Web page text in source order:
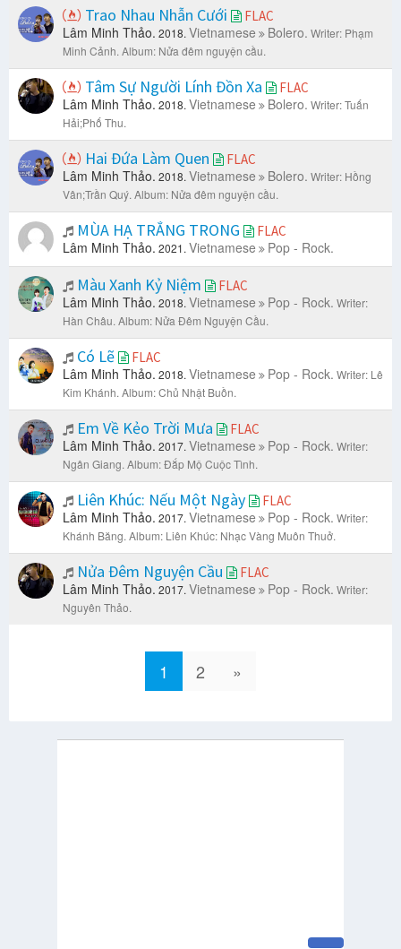
Trao Nhau Nhẫn Cưới FLAC
Lâm Minh Thảo. 2018. Vietnamese Bolero. Writer: Phạm
Minh Cảnh. Album: Nửa đêm nguyện cầu.
Tâm Sự Người Lính Đồn Xa FLAC
Lâm Minh Thảo. 2018. Vietnamese Bolero. Writer: Tuấn
Hải;Phố Thu.
Hai Đứa Làm Quen FLAC
Lâm Minh Thảo. 2018. Vietnamese Bolero. Writer: Hồng
Vân;Trần Quý. Album: Nửa đêm nguyện cầu.
MÙA HẠ TRẮNG TRONG FLAC
Lâm Minh Thảo. 2021. Vietnamese Pop - Rock.
Màu Xanh Kỷ Niệm FLAC
Lâm Minh Thảo. 2018. Vietnamese Pop - Rock. Writer:
Hàn Châu. Album: Nửa Đêm Nguyện Cầu.
Có Lẽ FLAC
Lâm Minh Thảo. 2018. Vietnamese Pop - Rock. Writer: Lê
Kim Khánh. Album: Chủ Nhật Buồn.
Em Về Kẻo Trời Mưa FLAC
Lâm Minh Thảo. 2017. Vietnamese Pop - Rock. Writer:
Ngân Giang. Album: Đắp Mộ Cuộc Tình.
Liên Khúc: Nếu Một Ngày FLAC
Lâm Minh Thảo. 2017. Vietnamese Pop - Rock. Writer:
Khánh Băng. Album: Liên Khúc: Nhạc Vàng Muôn Thuở.
Nửa Đêm Nguyện Cầu FLAC
Lâm Minh Thảo. 2017. Vietnamese Pop - Rock. Writer:
Nguyên Thảo.
1 2 »